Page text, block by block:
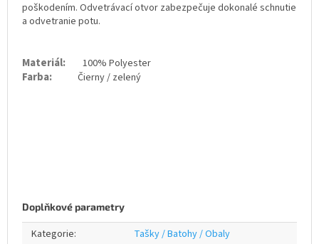
poškodením. Odvetrávací otvor zabezpečuje dokonalé schnutie
a odvetranie potu.
Materiál: 100% Polyester
Farba: Čierny / zelený
Doplňkové parametry
Kategorie:
Tašky / Batohy / Obaly